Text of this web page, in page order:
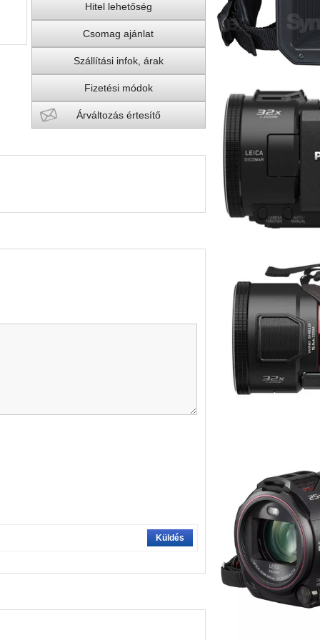
Hitel lehetőség
Csomag ajánlat
Szállítási infok, árak
Fizetési módok
Árváltozás értesítő
Küldés